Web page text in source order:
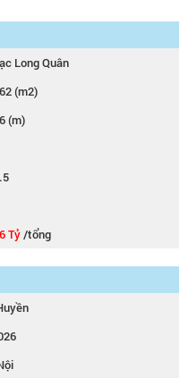
Long Quân
(m2)
(m)
Tỷ/tổng